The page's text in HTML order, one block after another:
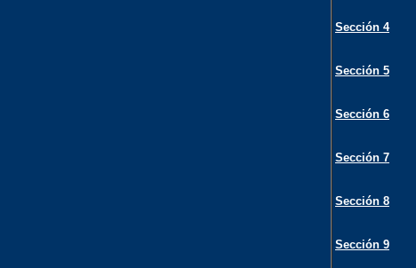
Sección 4
Sección 5
Sección 6
Sección 7
Sección 8
Sección 9